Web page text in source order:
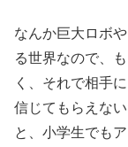
なんか巨大ロボ
る世界なので、
く、それで相手
信じてもらえな
と、小学生でも